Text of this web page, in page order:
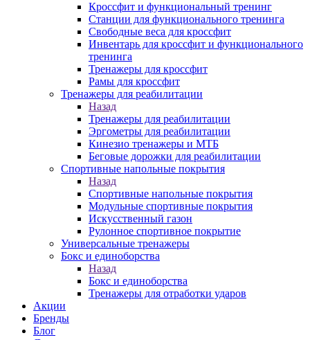
Кроссфит и функциональный тренинг
Станции для функционального тренинга
Свободные веса для кроссфит
Инвентарь для кроссфит и функционального
тренинга
Тренажеры для кроссфит
Рамы для кроссфит
Тренажеры для реабилитации
Назад
Тренажеры для реабилитации
Эргометры для реабилитации
Кинезио тренажеры и МТБ
Беговые дорожки для реабилитации
Спортивные напольные покрытия
Назад
Спортивные напольные покрытия
Модульные спортивные покрытия
Искусственный газон
Рулонное спортивное покрытие
Универсальные тренажеры
Бокс и единоборства
Назад
Бокс и единоборства
Тренажеры для отработки ударов
Акции
Бренды
Блог